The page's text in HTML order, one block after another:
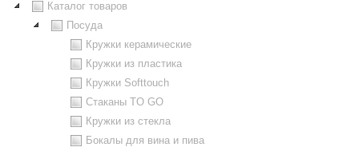
Каталог товаров
Посуда
Кружки керамические
Кружки из пластика
Кружки Softtouch
Стаканы TO GO
Кружки из стекла
Бокалы для вина и пива